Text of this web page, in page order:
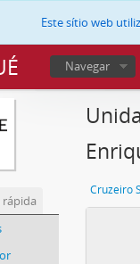
Este sítio web
Navegar
rápida
Cruzeiro